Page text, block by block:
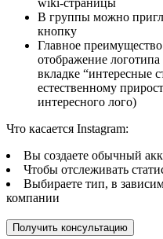
wiki-страницы
В группы можно
кнопку
Главное
отображение
вкладке “интересные
естественному
интересного лого)
Что касается Instagram:
Вы создаете обычный
Чтобы отслеживать
Выбираете тип, в
компании
Получить консультацию